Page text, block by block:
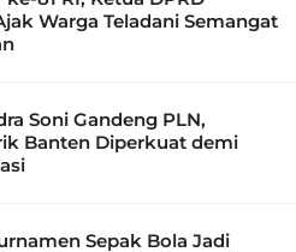
Warga Teladani Semangat
Soni Gandeng PLN,
Banten Diperkuat demi
Sepak Bola Jadi